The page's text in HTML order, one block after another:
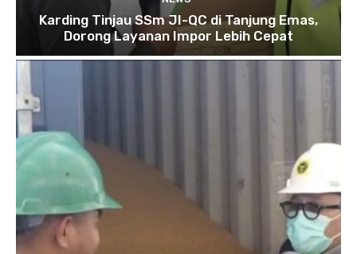
Karding Tinjau SSm JI-QC di Tanjung Emas,
Dorong Layanan Impor Lebih Cepat